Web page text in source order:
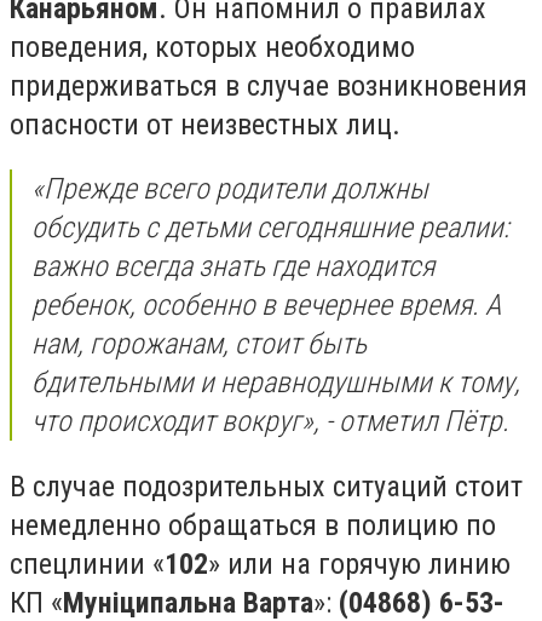
Канарьяном. Он напомнил о правилах
поведения, которых необходимо
придерживаться в случае возникновения
опасности от неизвестных лиц.
«Прежде всего родители должны
обсудить с детьми сегодняшние реалии:
важно всегда знать где находится
ребенок, особенно в вечернее время. А
нам, горожанам, стоит быть
бдительными и неравнодушными к тому,
что происходит вокруг», - отметил Пётр.
В случае подозрительных ситуаций стоит
немедленно обращаться в полицию по
спецлинии «102» или на горячую линию
КП «Муніципальна Варта»: (04868) 6-53-